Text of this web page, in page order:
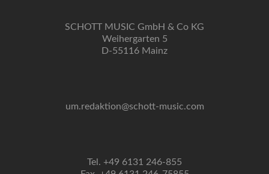
SCHOTT MUSIC GmbH & Co KG
Weihergarten 5
D-55116 Mainz
um.redaktion@schott-music.com
Tel. +49 6131 246-855